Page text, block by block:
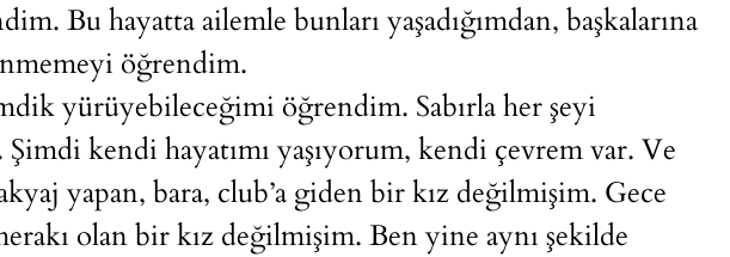
Bu hayatta ailemle bunları yaşadığımdan, başkalarına
öğrendim.
yürüyebileceğimi öğrendim. Sabırla her şeyi
kendi hayatımı yaşıyorum, kendi çevrem var. Ve
yapan, bara, club’a giden bir kız değilmişim. Gece
olan bir kız değilmişim. Ben yine aynı şekilde